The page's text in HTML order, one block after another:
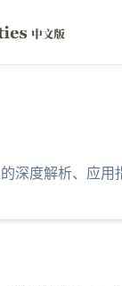
深度解析、应用